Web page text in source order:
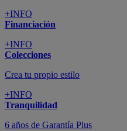
+INFO
Financiación
+INFO
Colecciones
Crea tu propio estilo
+INFO
Tranquilidad
6 años de Garantía Plus